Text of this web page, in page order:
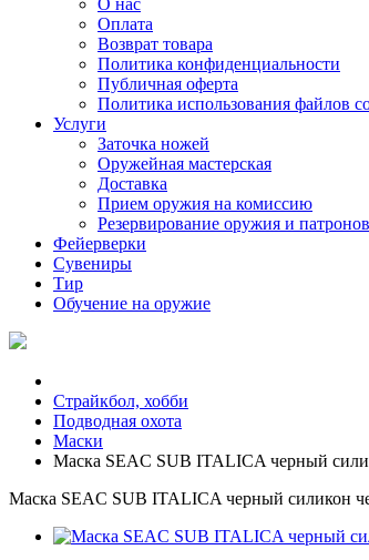
О нас
Оплата
Возврат товара
Политика конфиденциальности
Публичная оферта
Политика использования файлов
Услуги
Заточка ножей
Оружейная мастерская
Доставка
Прием оружия на комиссию
Резервирование оружия и патронов
Фейерверки
Сувениры
Тир
Обучение на оружие
Страйкбол, хобби
Подводная охота
Маски
Маска SEAC SUB ITALICA черный
Маска SEAC SUB ITALICA черный силикон